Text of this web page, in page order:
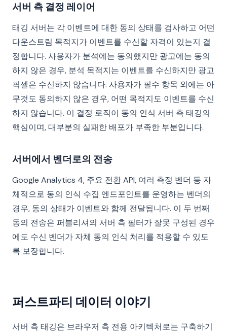
서버 측 결정 레이어
태깅 서버는 각 이벤트에 대한 동의 상태를 검사하고 어떤
다운스트림 목적지가 이벤트를 수신할 자격이 있는지 결
정합니다. 사용자가 분석에는 동의했지만 광고에는 동의
하지 않은 경우, 분석 목적지는 이벤트를 수신하지만 광고
픽셀은 수신하지 않습니다. 사용자가 필수 항목 외에는 아
무것도 동의하지 않은 경우, 어떤 목적지도 이벤트를 수신
하지 않습니다. 이 결정 로직이 동의 인식 서버 측 태깅의
핵심이며, 대부분의 실패한 배포가 부족한 부분입니다.
서버에서 벤더로의 전송
Google Analytics 4, 주요 전환 API, 여러 측정 벤더 등 자
체적으로 동의 인식 수집 엔드포인트를 운영하는 벤더의
경우, 동의 상태가 이벤트와 함께 전달됩니다. 이 두 번째
동의 전송은 퍼블리셔의 서버 측 필터가 잘못 구성된 경우
에도 수신 벤더가 자체 동의 인식 처리를 적용할 수 있도
록 보장합니다.
퍼스트파티 데이터 이야기
서버 측 태깅은 브라우저 측 전용 아키텍처로는 구축하기